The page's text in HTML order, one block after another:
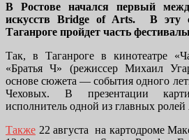
В Ростове начался первый
искусств Bridge of Arts. В эту
Таганроге пройдет часть
Так, в Таганроге в кинотеатре
«Братья Ч» (режиссер Михаил
основе сюжета — события одного
Чеховых. В презентации
исполнитель одной из главных
Также 22 августа на картодроме